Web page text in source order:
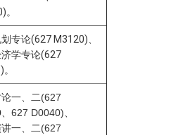
。
专论(627 M3120)、
学专论(627
一、二(627
627 D0040)、
一、二(627